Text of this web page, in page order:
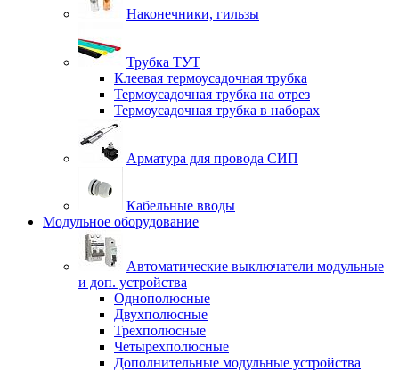
Наконечники, гильзы
Трубка ТУТ
Клеевая термоусадочная трубка
Термоусадочная трубка на отрез
Термоусадочная трубка в наборах
Арматура для провода СИП
Кабельные вводы
Модульное оборудование
Автоматические выключатели модульные
и доп. устройства
Однополюсные
Двухполюсные
Трехполюсные
Четырехполюсные
Дополнительные модульные устройства